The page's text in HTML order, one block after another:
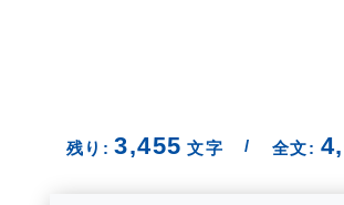
残り: 3,455 文字 / 全文: